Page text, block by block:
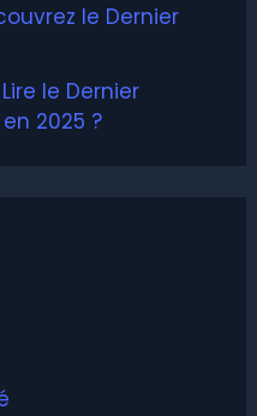
le Dernier
le Dernier
2025 ?